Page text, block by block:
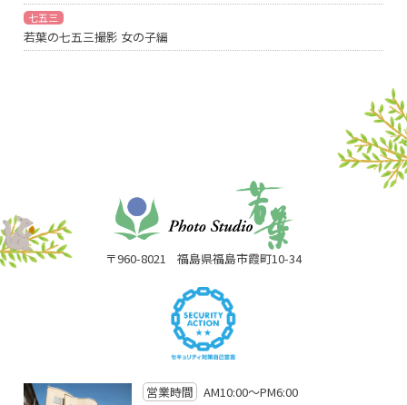
七五三
若葉の七五三撮影 女の子編
〒960-8021 福島県福島市霞町10-34
営業時間
AM10:00～PM6:00